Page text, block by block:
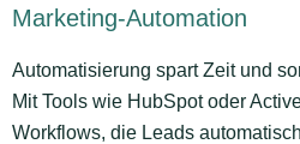
Marketing-Automation
Automatisierung spart Zeit und
Mit Tools wie HubSpot oder
Workflows, die Leads